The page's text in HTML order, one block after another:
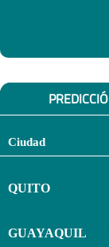
Ciudad
QUITO
GUAYAQUIL